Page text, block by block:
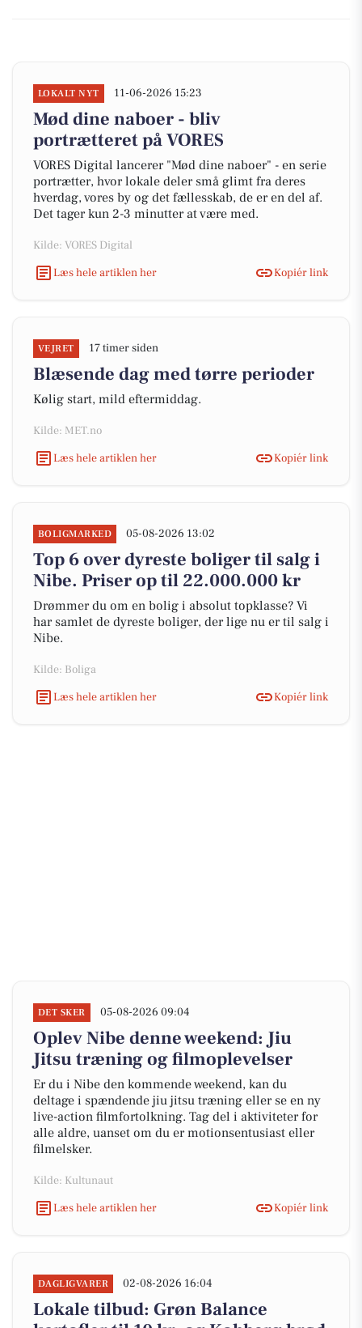
LOKALT NYT 11-06-2026 15:23
Mød dine naboer - bliv
portrætteret på VORES
VORES Digital lancerer "Mød dine naboer" - en serie
portrætter, hvor lokale deler små glimt fra deres
hverdag, vores by og det fællesskab, de er en del af.
Det tager kun 2-3 minutter at være med.
Kilde: VORES Digital
Læs hele artiklen her
Kopiér link
VEJRET 17 timer siden
Blæsende dag med tørre perioder
Kølig start, mild eftermiddag.
Kilde: MET.no
Læs hele artiklen her
Kopiér link
BOLIGMARKED 05-08-2026 13:02
Top 6 over dyreste boliger til salg i
Nibe. Priser op til 22.000.000 kr
Drømmer du om en bolig i absolut topklasse? Vi
har samlet de dyreste boliger, der lige nu er til salg i
Nibe.
Kilde: Boliga
Læs hele artiklen her
Kopiér link
DET SKER 05-08-2026 09:04
Oplev Nibe denne weekend: Jiu
Jitsu træning og filmoplevelser
Er du i Nibe den kommende weekend, kan du
deltage i spændende jiu jitsu træning eller se en ny
live-action filmfortolkning. Tag del i aktiviteter for
alle aldre, uanset om du er motionsentusiast eller
filmelsker.
Kilde: Kultunaut
Læs hele artiklen her
Kopiér link
DAGLIGVARER 02-08-2026 16:04
Lokale tilbud: Grøn Balance